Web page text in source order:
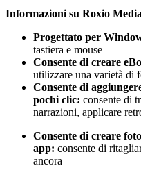
Informazioni su Roxio
Progettato per
tastiera e mouse
Consente di creare
utilizzare una varietà di
Consente di
pochi clic: consente di
narrazioni, applicare
Consente di creare
app: consente di
ancora